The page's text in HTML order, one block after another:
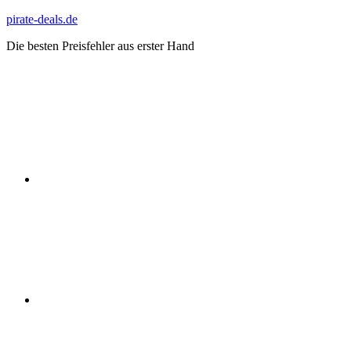
Zum
springen
pirate-deals.de
Die besten Preisfehler aus erster Hand